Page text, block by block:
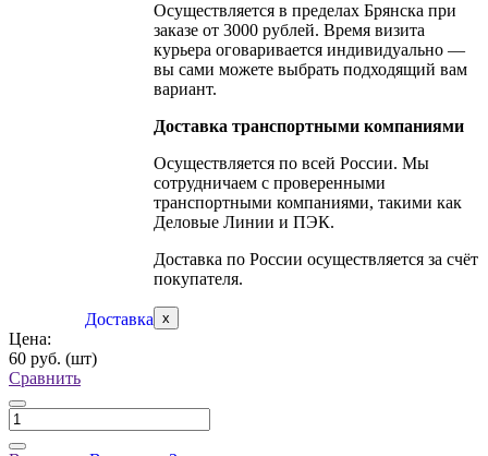
Доставка
Осуществляется в пределах Брянска при
заказе от 3000 рублей. Время визита
курьера оговаривается индивидуально —
вы сами можете выбрать подходящий вам
вариант.
Доставка транспортными компаниями
Осуществляется по всей России. Мы
сотрудничаем с проверенными
транспортными компаниями, такими как
Деловые Линии и ПЭК.
Доставка по России осуществляется за счёт
покупателя.
x
Цена:
60 руб. (шт)
Сравнить